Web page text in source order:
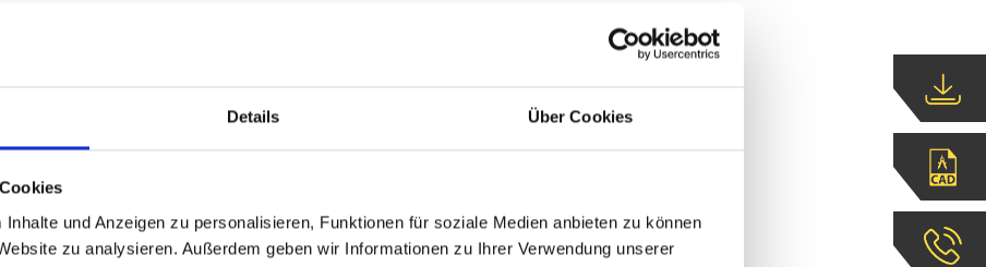
Details Über Cookies
und Anzeigen zu personalisieren, Funktionen für soziale Medien anbieten zu können
zu analysieren. Außerdem geben wir Informationen zu Ihrer Verwendung unserer